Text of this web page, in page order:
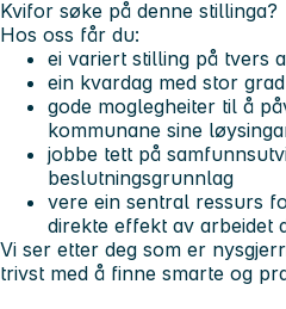
Kvifor søke på denne stillinga?
Hos oss får du:
ei variert stilling på tvers
ein kvardag med stor
gode moglegheiter til å
kommunane sine
jobbe tett på
beslutningsgrunnlag
vere ein sentral ressurs
direkte effekt av arbeidet
Vi ser etter deg som er
trivst med å finne smarte og